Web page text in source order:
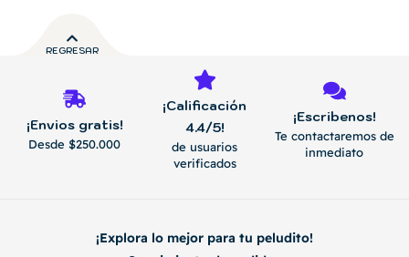
REGRESAR
¡Envios gratis!
Desde $250.000
¡Calificación
4.4/5!
de usuarios
verificados
¡Escribenos!
Te contactaremos de
inmediato
¡Explora lo mejor para tu peludito!